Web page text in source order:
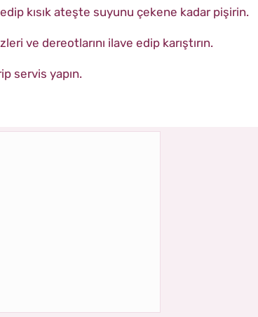
kısık ateşte suyunu çekene kadar pişirin.
ve dereotlarını ilave edip karıştırın.
servis yapın.